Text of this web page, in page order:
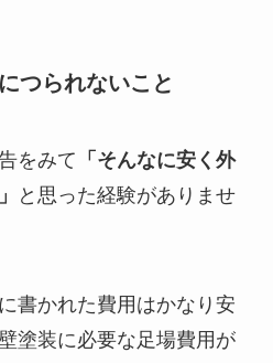
つられないこと
をみて 「そんなに安く外
と思った経験がありませ
書かれた費用はかなり安
塗装に必要な足場費用が